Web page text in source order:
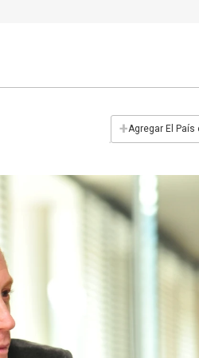
+Agregar El País